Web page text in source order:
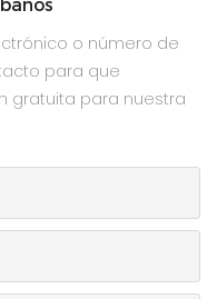
o número de
para que
gratuita para nuestra